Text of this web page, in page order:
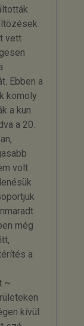
vett
Ebben a
komoly
a kun
a 20.
volt
még
a
~
kívül